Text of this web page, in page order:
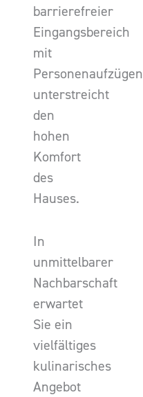
barrierefreier
Eingangsbereich
mit
Personenaufzügen
unterstreicht
den
hohen
Komfort
des
Hauses.
In
unmittelbarer
Nachbarschaft
erwartet
Sie ein
vielfältiges
kulinarisches
Angebot